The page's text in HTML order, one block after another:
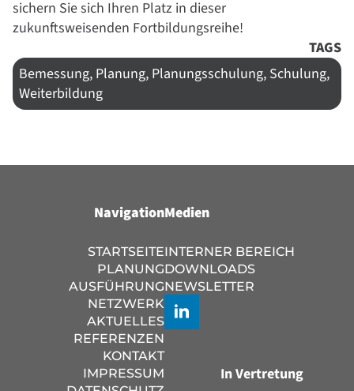
sichern Sie sich Ihren Platz in dieser
zukunftsweisenden Fortbildungsreihe!
TAGS
Bemessung, Planung, Planungsschulung, Schulung,
Weiterbildung
In Vertretung
IMPRESSUM
Navigation
STARTSEITE
PLANUNG
AUSFÜHRUNG
NETZWERK
AKTUELLES
REFERENZEN
KONTAKT
Medien
INTERNER BEREICH
DOWNLOADS
NEWSLETTER